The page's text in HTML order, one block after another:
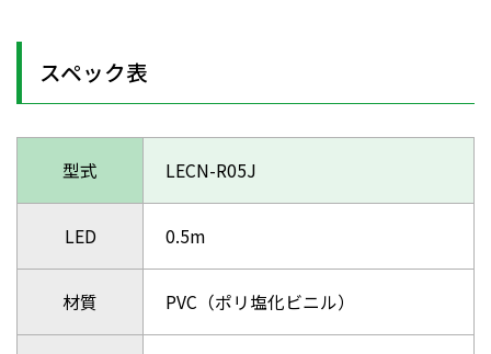
スペック表
型式 LECN-R05J
LED 0.5m
材質 PVC（ポリ塩化ビニル）